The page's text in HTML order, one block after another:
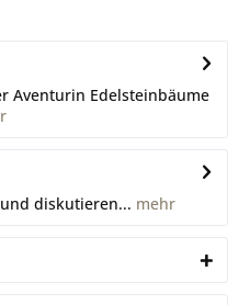
Aventurin Edelsteinbäume
diskutieren... mehr